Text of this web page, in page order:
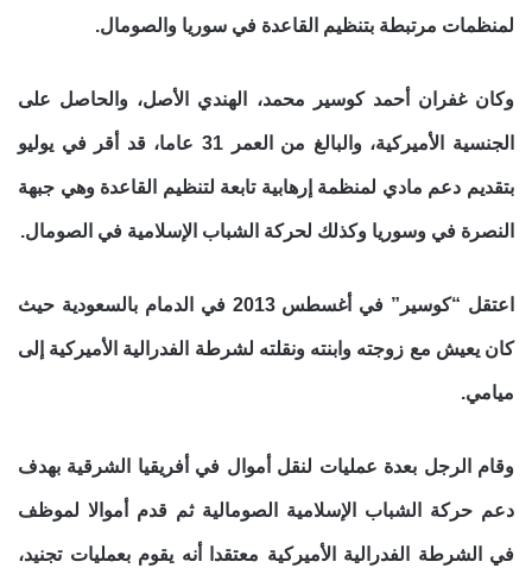
لمنظمات مرتبطة بتنظيم القاعدة في سوريا والصومال.
وكان غفران أحمد كوسير محمد، الهندي الأصل، والحاصل على
الجنسية الأميركية، والبالغ من العمر 31 عاما، قد أقر في يوليو
بتقديم دعم مادي لمنظمة إرهابية تابعة لتنظيم القاعدة وهي جبهة
النصرة في وسوريا وكذلك لحركة الشباب الإسلامية في الصومال.
اعتقل “كوسير” في أغسطس 2013 في الدمام بالسعودية حيث
كان يعيش مع زوجته وابنته ونقلته لشرطة الفدرالية الأميركية إلى
ميامي.
وقام الرجل بعدة عمليات لنقل أموال في أفريقيا الشرقية بهدف
دعم حركة الشباب الإسلامية الصومالية ثم قدم أموالا لموظف
في الشرطة الفدرالية الأميركية معتقدا أنه يقوم بعمليات تجنيد،